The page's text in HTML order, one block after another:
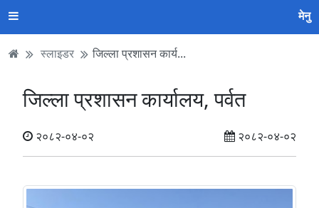
मेनु
स्लाइडर जिल्ला प्रशासन कार्य...
जिल्ला प्रशासन कार्यालय, पर्वत
२०८२-०४-०२ २०८२-०४-०२